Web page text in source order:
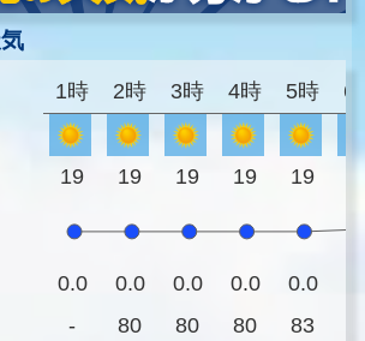
1時 2時 3時 4時 5時 6
19 19 19 19 19
0.0 0.0 0.0 0.0 0.0
-
80 80 80 83